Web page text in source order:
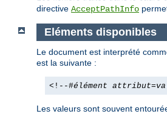
directive AcceptPathInfo
Eléments disponibles
Le document est interprété
est la suivante :
<!--#élément attribut=
Les valeurs sont souvent